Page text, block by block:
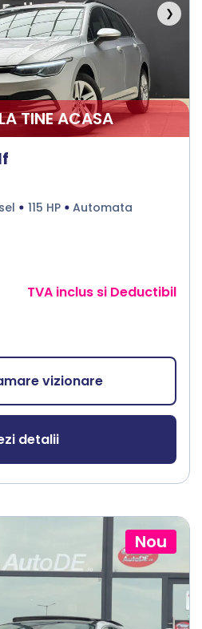
❯
TINE ACASA
115 HP Automata
TVA inclus si Deductibil
vizionare
detalii
Nou